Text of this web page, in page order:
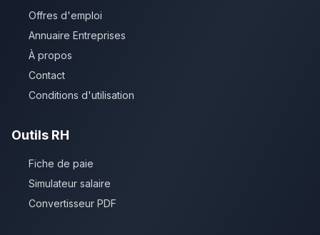
Offres d'emploi
Annuaire Entreprises
À propos
Contact
Conditions d'utilisation
Outils RH
Fiche de paie
Simulateur salaire
Convertisseur PDF